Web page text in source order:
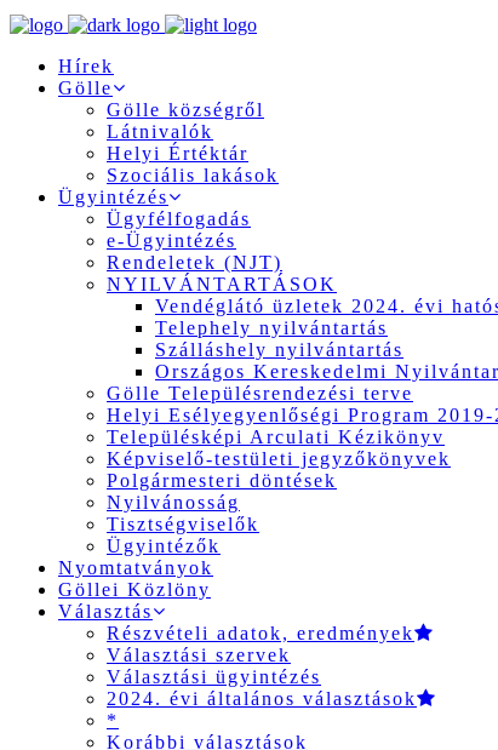
Hírek
Gölle
Gölle községről
Látnivalók
Helyi Értéktár
Szociális lakások
Ügyintézés
Ügyfélfogadás
e-Ügyintézés
Rendeletek (NJT)
NYILVÁNTARTÁSOK
Vendéglátó üzletek 2024. évi
Telephely nyilvántartás
Szálláshely nyilvántartás
Országos Kereskedelmi
Gölle Településrendezési terve
Helyi Esélyegyenlőségi Program 2019-
Településképi Arculati Kézikönyv
Képviselő-testületi jegyzőkönyvek
Polgármesteri döntések
Nyilvánosság
Tisztségviselők
Ügyintézők
Nyomtatványok
Göllei Közlöny
Választás
Részvételi adatok, eredmények
Választási szervek
Választási ügyintézés
2024. évi általános választások
*
Korábbi választások